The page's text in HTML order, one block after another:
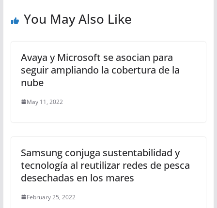
You May Also Like
Avaya y Microsoft se asocian para
seguir ampliando la cobertura de la
nube
May 11, 2022
Samsung conjuga sustentabilidad y
tecnología al reutilizar redes de pesca
desechadas en los mares
February 25, 2022